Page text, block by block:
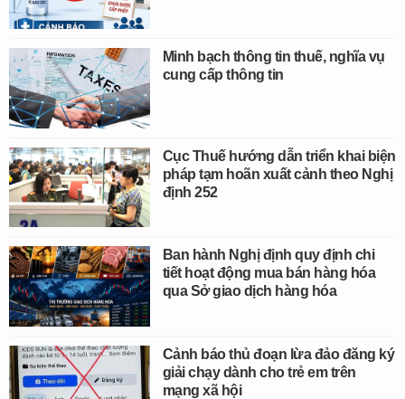
Minh bạch thông tin thuế, nghĩa vụ
cung cấp thông tin
Cục Thuế hướng dẫn triển khai biện
pháp tạm hoãn xuất cảnh theo Nghị
định 252
Ban hành Nghị định quy định chi
tiết hoạt động mua bán hàng hóa
qua Sở giao dịch hàng hóa
Cảnh báo thủ đoạn lừa đảo đăng ký
giải chạy dành cho trẻ em trên
mạng xã hội